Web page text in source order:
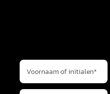
Voornaam of initialen*